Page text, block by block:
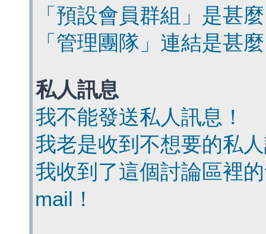
「預設會員群組」是甚
「管理團隊」連結是甚
私人訊息
我不能發送私人訊息！
我老是收到不想要的私
我收到了這個討論區裡
mail！